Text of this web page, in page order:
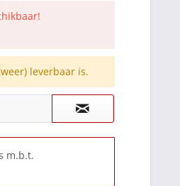
leverbaar is.
m.b.t.